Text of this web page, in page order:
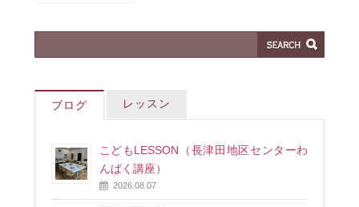
ブログ レッスン
こどもLESSON（長津田地区センターわ
んぱく講座）
2026.08.07